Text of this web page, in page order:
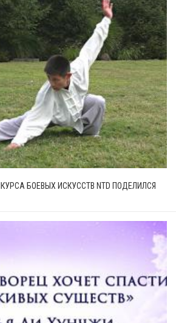
БОЕВЫХ ИСКУССТВ NTD ПОДЕЛИЛСЯ